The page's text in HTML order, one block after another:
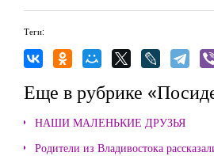
Теги:
Еще в рубрике
НАШИ МАЛЕНЬКИЕ ДРУЗЬЯ
Родители из Владивостока